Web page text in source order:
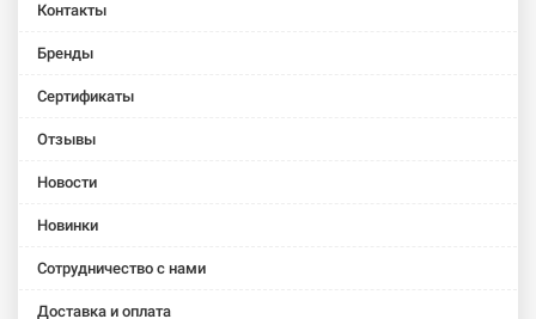
Контакты
Бренды
Сертификаты
Отзывы
Новости
Новинки
Сотрудничество с нами
Доставка и оплата